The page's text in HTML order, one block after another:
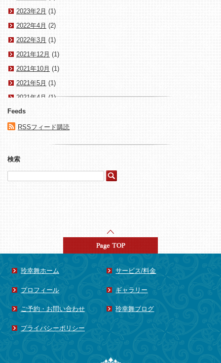
2023年2月 (1)
2022年4月 (2)
2022年3月 (1)
2021年12月 (1)
2021年10月 (1)
2021年5月 (1)
2021年4月 (1)
2021年3月
2020年1月(1)
2017年8月
2017年4月(1)
2015年8月(1)
2015年1月(15)
2014年8月(1)
2014年7月 (1)
2014年6月
2014年5月(1)
2014年4月(3)
2014年3月 (2)
2014年2月(1)
Feeds
RSSフィード購読
検索
玲幸舞ホーム サービス/料金
プロフィール ギャラリー
ご予約・お問い合わせ 玲幸舞ブログ
プライバシーポリシー